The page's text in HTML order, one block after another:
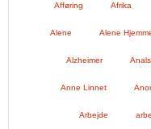
Afføring Afrika
Alene Alene
Alzheimer
Anne Linnet
Arbejde